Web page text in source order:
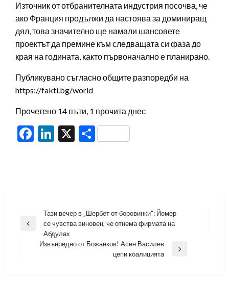
Източник от отбранителната индустрия посочва, че
ако Франция продължи да настоява за доминиращ
дял, това значително ще намали шансовете
проектът да премине към следващата си фаза до
края на годината, както първоначално е планирано.
Публикувано съгласно общите разпоредби на
https://fakti.bg/world
Прочетено 14 пъти, 1 прочита днес
Facebook
LinkedIn
X Share
Навигация
Previous
Тази вечер в „Шербет от боровинки“: Йомер
се чувства виновен, че отнема фирмата на
Абдулах
Извънредно от Божанков! Асен Василев
цепи коалицията